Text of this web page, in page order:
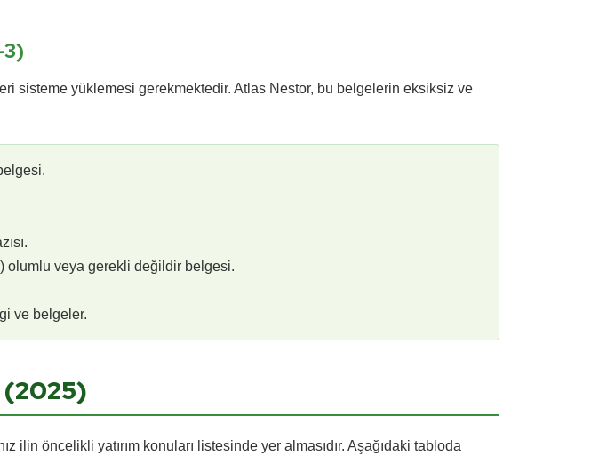
sisteme yüklemesi gerekmektedir. Atlas Nestor, bu belgelerin eksiksiz ve
olumlu veya gerekli değildir belgesi.
ve belgeler.
(2025)
ilin öncelikli yatırım konuları listesinde yer almasıdır. Aşağıdaki tabloda